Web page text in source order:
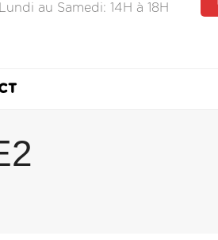
Lundi au Samedi: 14H à 18H